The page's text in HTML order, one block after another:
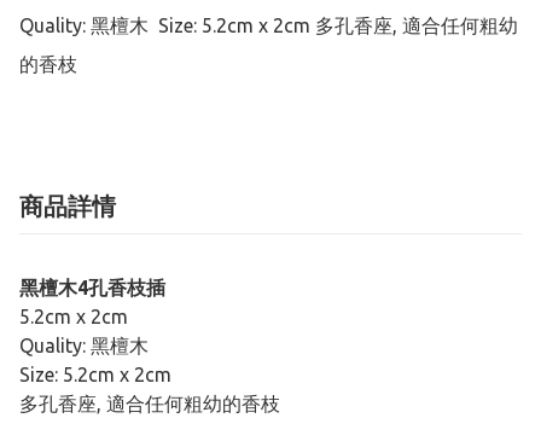
Quality: 黑檀木  Size: 5.2cm x 2cm 多孔香座, 適合任何粗幼
的香枝
商品詳情
黑檀木4孔香枝插
5.2cm x 2cm
Quality: 黑檀木
Size: 5.2cm x 2cm
多孔香座, 適合任何粗幼的香枝